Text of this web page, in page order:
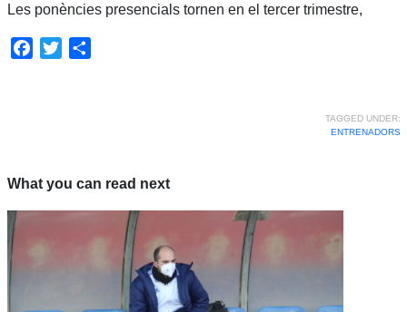
Les ponències presencials tornen en el tercer trimestre,
Facebook
Twitter
TAGGED UNDER:
ENTRENADORS
What you can read next